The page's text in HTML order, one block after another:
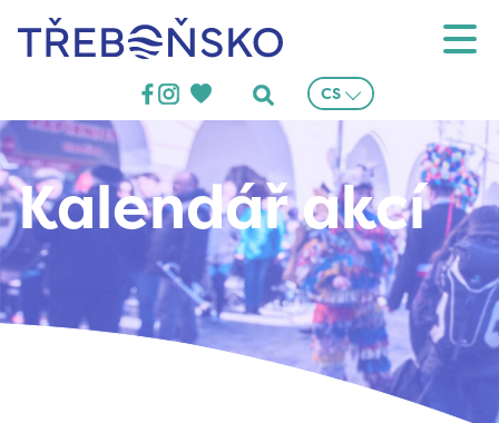
Třeboňsko CS
Kalendář akcí